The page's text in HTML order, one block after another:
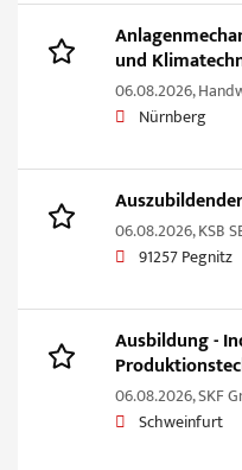
und
06.08.2026,
Nürnberg
06.08.2026,KSB
91257 Pegnitz
Ausbildung -
06.08.2026,SKF
Schweinfurt